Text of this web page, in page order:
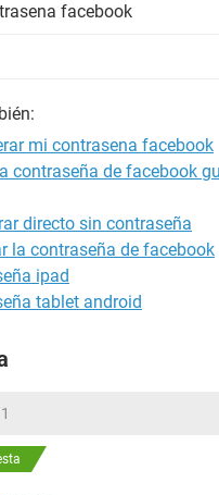
facebook
mi contrasena facebook
contraseña de facebook
directo sin contraseña
la contraseña de facebook
ipad
tablet android